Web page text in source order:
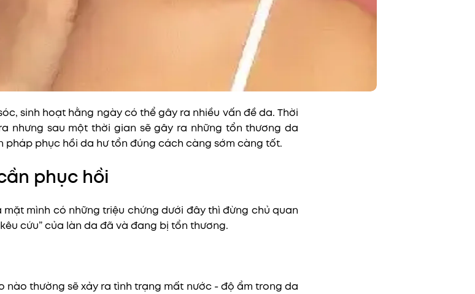
sinh hoạt hằng ngày có thể gây ra nhiều vấn đề da. Thời
nhưng sau một thời gian sẽ gây ra những tổn thương da
pháp phục hồi da hư tổn đúng cách càng sớm càng tốt.
phục hồi
mình có những triệu chứng dưới đây thì đừng chủ quan
cứu” của làn da đã và đang bị tổn thương.
nào thường sẽ xảy ra tình trạng mất nước - độ ẩm trong da